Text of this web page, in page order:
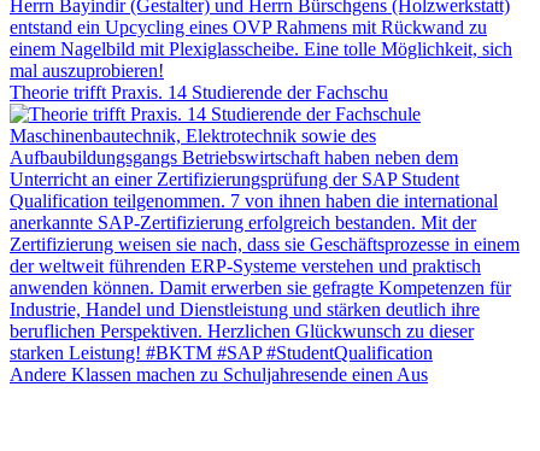
Theorie trifft Praxis. 14 Studierende der Fachschu
Andere Klassen machen zu Schuljahresende einen Aus